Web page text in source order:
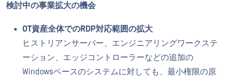
検討中の事業拡大の機会
OT資産全体でのRDP対応範囲の拡大
ヒストリアンサーバー、エンジニアリングワークステ
ーション、エッジコントローラーなどの追加の
Windowsベースのシステムに対しても、最小権限の原